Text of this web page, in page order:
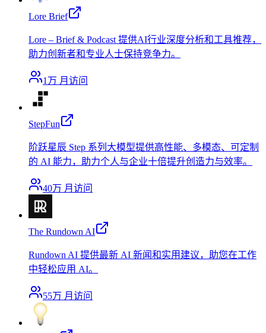
Lore Brief
Lore – Brief & Podcast 提供AI行业深度分析和工具推荐，
助力创新者和专业人士保持竞争力。
1万 月访问
StepFun
阶跃星辰 Step 系列大模型提供高性能、多模态、可定制
的 AI 能力，助力个人与企业十倍提升创造力与效率。
40万 月访问
The Rundown AI
Rundown AI 提供最新 AI 新闻和实用建议，助您在工作
中轻松应用 AI。
55万 月访问